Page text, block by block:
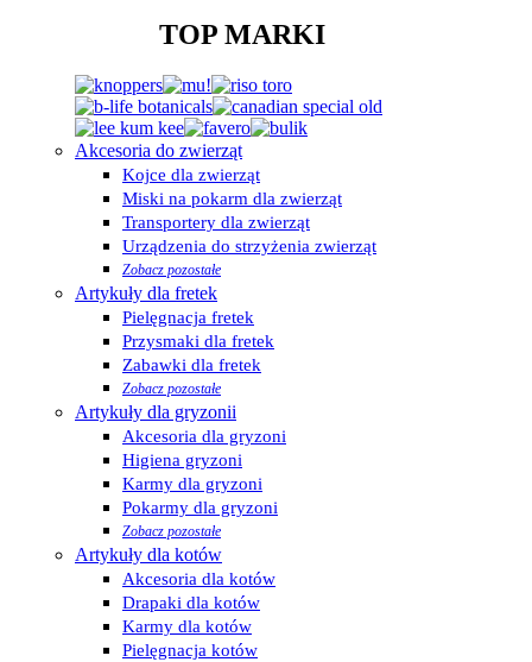
TOP MARKI
Akcesoria do zwierząt
Kojce dla zwierząt
Miski na pokarm dla zwierząt
Transportery dla zwierząt
Urządzenia do strzyżenia zwierząt
Zobacz pozostałe
Artykuły dla fretek
Pielęgnacja fretek
Przysmaki dla fretek
Zabawki dla fretek
Zobacz pozostałe
Artykuły dla gryzonii
Akcesoria dla gryzoni
Higiena gryzoni
Karmy dla gryzoni
Pokarmy dla gryzoni
Zobacz pozostałe
Artykuły dla kotów
Akcesoria dla kotów
Drapaki dla kotów
Karmy dla kotów
Pielęgnacja kotów